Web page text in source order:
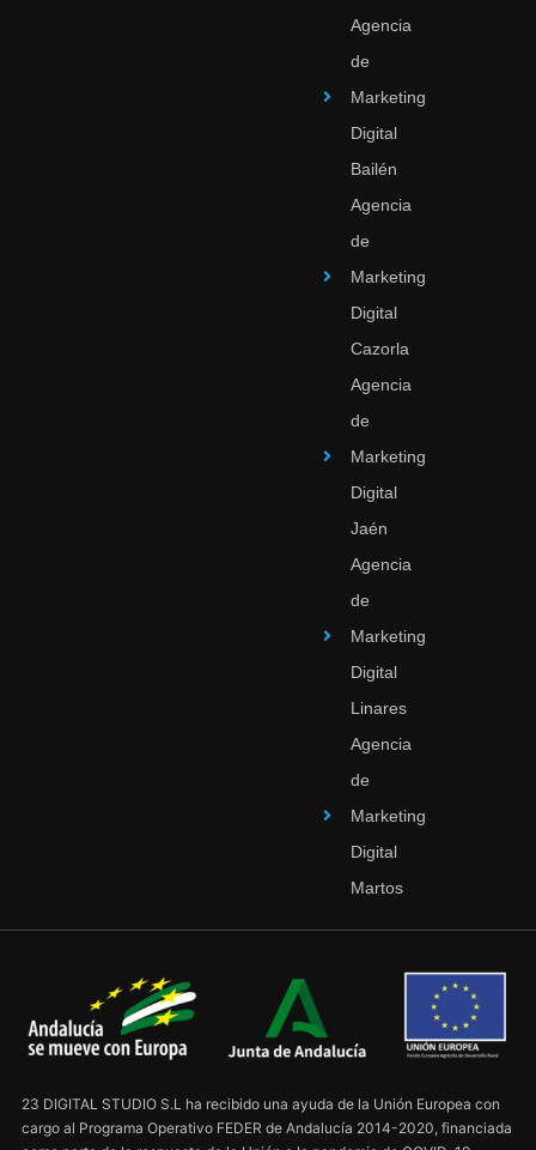
Agencia
de
Marketing
Digital
Bailén
Agencia
de
Marketing
Digital
Cazorla
Agencia
de
Marketing
Digital
Jaén
Agencia
de
Marketing
Digital
Linares
Agencia
de
Marketing
Digital
Martos
23 DIGITAL STUDIO S.L ha recibido una ayuda de la Unión Europea con
cargo al Programa Operativo FEDER de Andalucía 2014-2020, financiada